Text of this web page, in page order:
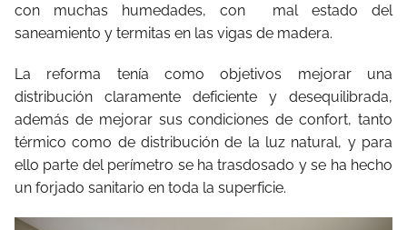
con muchas humedades, con
mal estado del
saneamiento y termitas en las vigas de madera.
La reforma tenía como objetivos mejorar una
distribución claramente deficiente y desequilibrada,
además de mejorar sus condiciones de confort, tanto
térmico como de distribución de la luz natural, y para
ello parte del perímetro se ha trasdosado y se ha hecho
un forjado sanitario en toda la superficie.